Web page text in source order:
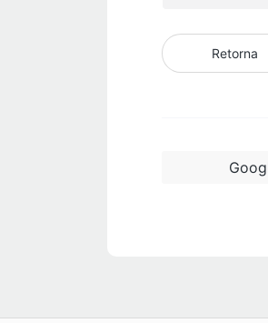
Retorna